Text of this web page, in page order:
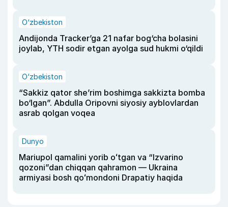
O‘zbekiston
Andijonda Tracker’ga 21 nafar bog‘cha bolasini
joylab, YTH sodir etgan ayolga sud hukmi o‘qildi
O‘zbekiston
“Sakkiz qator she’rim boshimga sakkizta bomba
bo‘lgan”. Abdulla Oripovni siyosiy ayblovlardan
asrab qolgan voqea
Dunyo
Mariupol qamalini yorib oʻtgan va “Izvarino
qozoni”dan chiqqan qahramon — Ukraina
armiyasi bosh qoʻmondoni Drapatiy haqida